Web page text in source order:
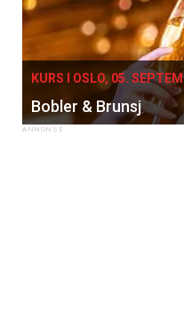
KURS I OSLO, 05.
Bobler & Brunsj